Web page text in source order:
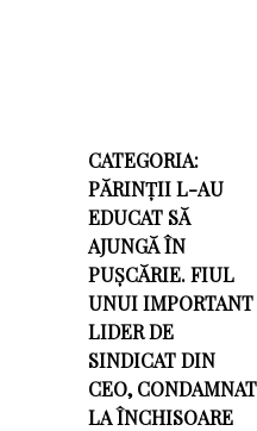
CATEGORIA:
PĂRINȚII L-AU
EDUCAT SĂ
AJUNGĂ ÎN
PUȘCĂRIE. FIUL
UNUI IMPORTANT
LIDER DE
SINDICAT DIN
CEO, CONDAMNAT
LA ÎNCHISOARE